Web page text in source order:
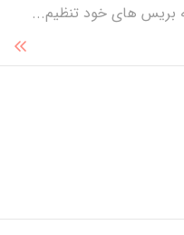
بریس های خود تنظیم...